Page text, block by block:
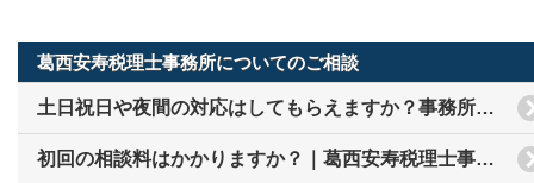
葛西安寿税理士事務所についてのご相談
土日祝日や夜間の対応はしてもらえますか？事務所についての質問
初回の相談料はかかりますか？｜葛西安寿税理士事務所について